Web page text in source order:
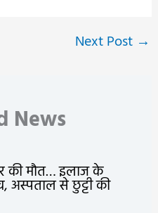
Next Post →
News
की मौत… इलाज के
अस्पताल से छुट्टी की